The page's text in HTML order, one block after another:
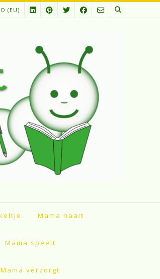
(EU)
Mama naait
Mama speelt
Mama verzorgt